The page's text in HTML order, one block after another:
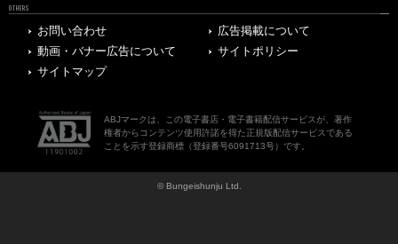
OTHERS
お問い合わせ
広告掲載について
動画・バナー広告について
サイトポリシー
サイトマップ
ABJマークは、この電子書店・電子書籍配信サービスが、著作
権者からコンテンツ使用許諾を得た正規版配信サービスである
ことを示す登録商標（登録番号6091713号）です。
© Bungeishunju Ltd.